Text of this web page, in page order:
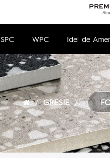
SPC WPC Idei de
GRESIE